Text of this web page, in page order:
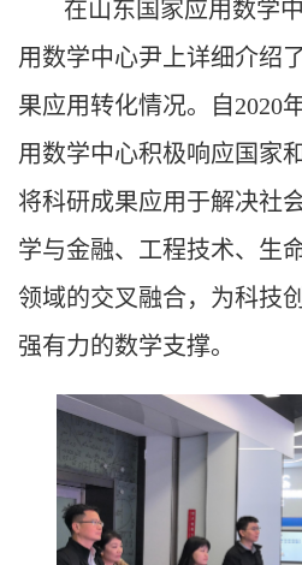
在山东国家应用数学
用数学中心尹上详细介绍
果应用转化情况。自2020
用数学中心积极响应国家
将科研成果应用于解决社
学与金融、工程技术、生
领域的交叉融合，为科技
强有力的数学支撑。